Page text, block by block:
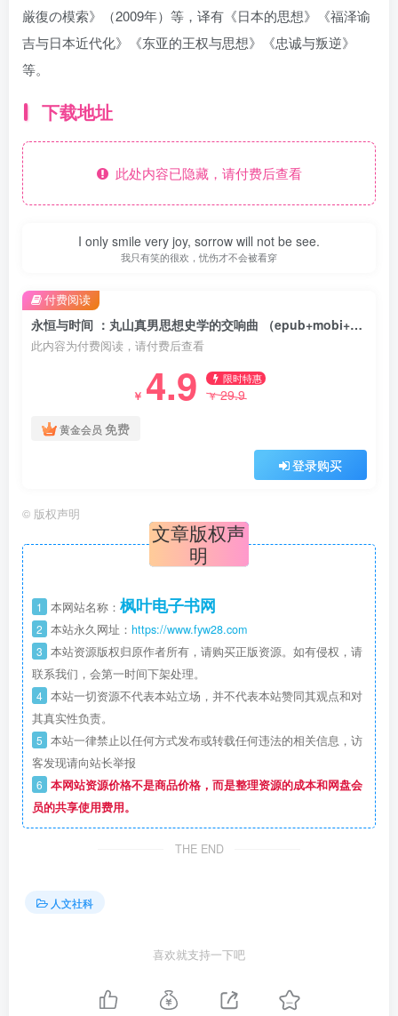
厳復の模索》（2009年）等，译有《日本的思想》《福泽谕
吉与日本近代化》《东亚的王权与思想》《忠诚与叛逆》
等。
下载地址
此处内容已隐藏，请付费后查看
I only smile very joy, sorrow will not be see.
我只有笑的很欢，忧伤才不会被看穿
永恒与时间 ：丸山真男思想史学的交响曲 （epub+mobi+azw3+pdf）
此内容为付费阅读，请付费后查看
￥ 4.9 限时特惠
￥29.9
黄金会员 免费
登录购买
付费阅读
© 版权声明
文章版权声
明
1 本网站名称： 枫叶电子书网
2 本站永久网址： https://www.fyw28.com
3 本站资源版权归原作者所有，请购买正版资源。如有侵权，请
联系我们，会第一时间下架处理。
4 本站一切资源不代表本站立场，并不代表本站赞同其观点和对
其真实性负责。
5 本站一律禁止以任何方式发布或转载任何违法的相关信息，访
客发现请向站长举报
6 本网站资源价格不是商品价格，而是整理资源的成本和网盘会
员的共享使用费用。
THE END
人文社科
喜欢就支持一下吧